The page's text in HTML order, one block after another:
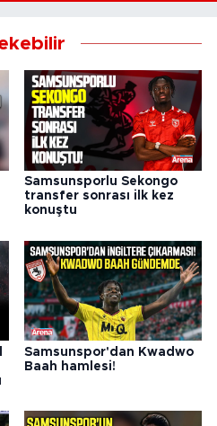
Samsunsporlu Sekongo
transfer sonrası ilk kez
konuştu
Samsunspor'dan Kwadwo
Baah hamlesi!